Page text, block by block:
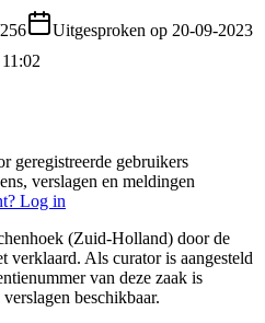
Uitgesproken op 20-09-2023
geregistreerde gebruikers
verslagen en meldingen
Log in
(Zuid-Holland) door de
Als curator is aangesteld
van deze zaak is
beschikbaar.